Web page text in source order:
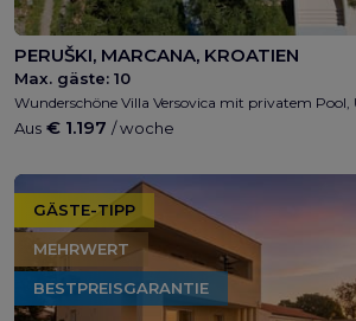
PERUŠKI, MARCANA, KROATIEN
Max. gäste: 10
Aus € 1.197 / woche
GÄSTE-TIPP
MEHRWERT
BESTPREISGARANTIE